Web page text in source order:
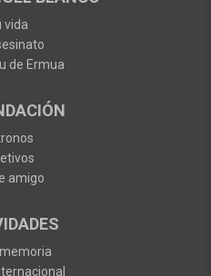
vida
de Ermua
amigo